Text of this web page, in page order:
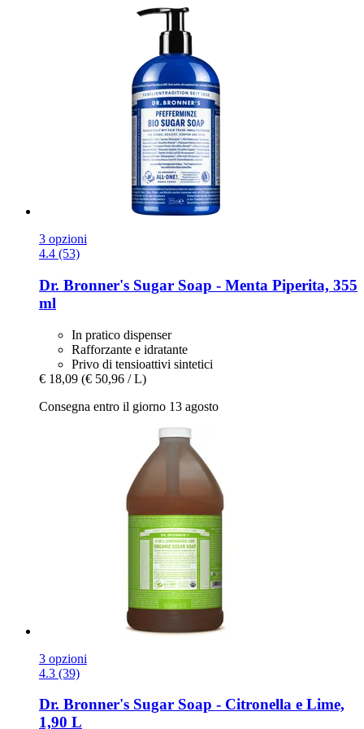
3 opzioni
4.4 (53)
Dr. Bronner's Sugar Soap -​ Menta Piperita, 355
ml
In pratico dispenser
Rafforzante e idratante
Privo di tensioattivi sintetici
€ 18,09 (€ 50,96 / L)
Consegna entro il giorno 13 agosto
3 opzioni
4.3 (39)
Dr. Bronner's Sugar Soap -​ Citronella e Lime,
1,90 L